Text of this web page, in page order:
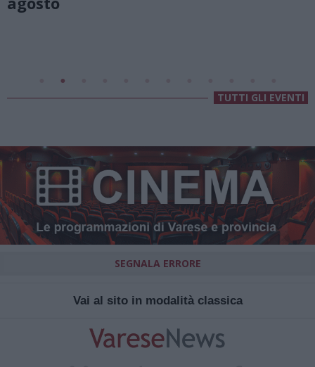
TUTTI GLI EVENTI
SEGNALA ERRORE
Vai al sito in modalità classica